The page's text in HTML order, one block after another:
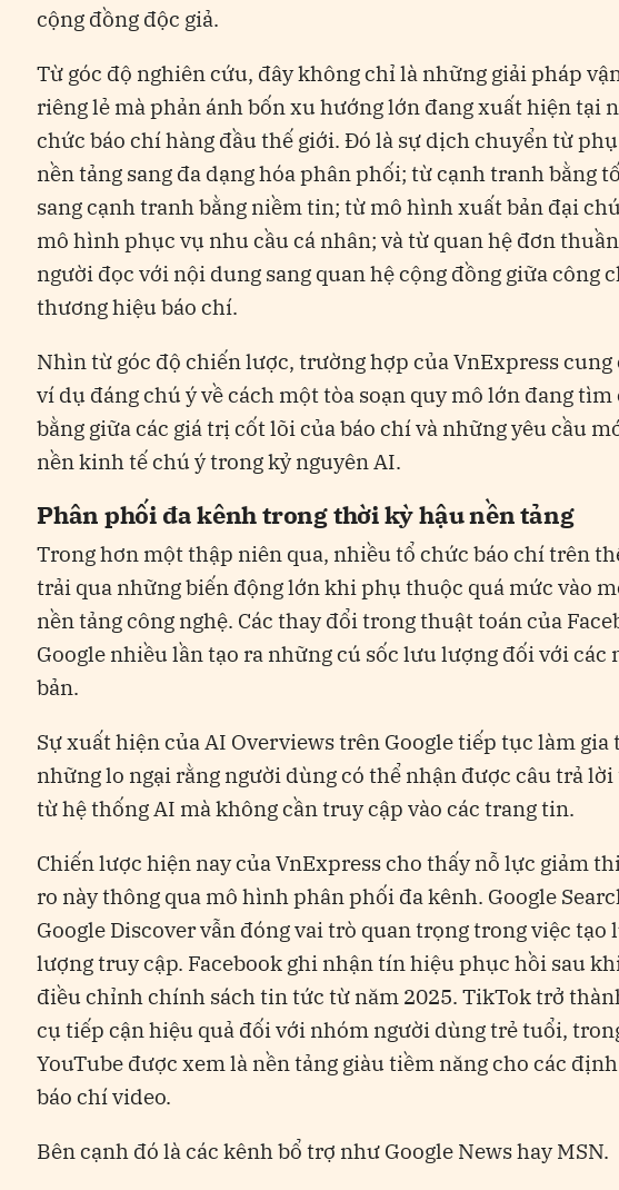
cộng đồng độc giả.
Từ góc độ nghiên cứu, đây không chỉ là những giải pháp
riêng lẻ mà phản ánh bốn xu hướng lớn đang xuất hiện tại
chức báo chí hàng đầu thế giới. Đó là sự dịch chuyển từ
nền tảng sang đa dạng hóa phân phối; từ cạnh tranh bằng
sang cạnh tranh bằng niềm tin; từ mô hình xuất bản đại
mô hình phục vụ nhu cầu cá nhân; và từ quan hệ đơn
người đọc với nội dung sang quan hệ cộng đồng giữa công
thương hiệu báo chí.
Nhìn từ góc độ chiến lược, trường hợp của VnExpress cung
ví dụ đáng chú ý về cách một tòa soạn quy mô lớn đang tìm
bằng giữa các giá trị cốt lõi của báo chí và những yêu cầu
nền kinh tế chú ý trong kỷ nguyên AI.
Phân phối đa kênh trong thời kỳ hậu nền tảng
Trong hơn một thập niên qua, nhiều tổ chức báo chí trên
trải qua những biến động lớn khi phụ thuộc quá mức vào
nền tảng công nghệ. Các thay đổi trong thuật toán của
Google nhiều lần tạo ra những cú sốc lưu lượng đối với các
bản.
Sự xuất hiện của AI Overviews trên Google tiếp tục làm gia
những lo ngại rằng người dùng có thể nhận được câu trả
từ hệ thống AI mà không cần truy cập vào các trang tin.
Chiến lược hiện nay của VnExpress cho thấy nỗ lực giảm
ro này thông qua mô hình phân phối đa kênh. Google
Google Discover vẫn đóng vai trò quan trọng trong việc tạo
lượng truy cập. Facebook ghi nhận tín hiệu phục hồi sau
điều chỉnh chính sách tin tức từ năm 2025. TikTok trở
cụ tiếp cận hiệu quả đối với nhóm người dùng trẻ tuổi,
YouTube được xem là nền tảng giàu tiềm năng cho các
báo chí video.
Bên cạnh đó là các kênh bổ trợ như Google News hay MSN.